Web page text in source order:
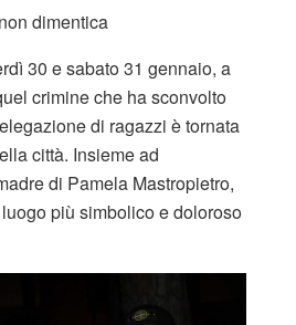
dimentica
30 e sabato 31 gennaio, a
crimine che ha sconvolto
di ragazzi è tornata
città. Insieme ad
di Pamela Mastropietro,
più simbolico e doloroso